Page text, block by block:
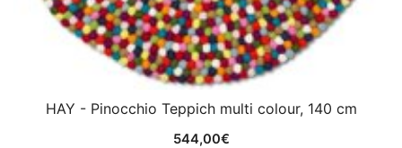
HAY - Pinocchio Teppich multi colour, 140 cm
544,00€